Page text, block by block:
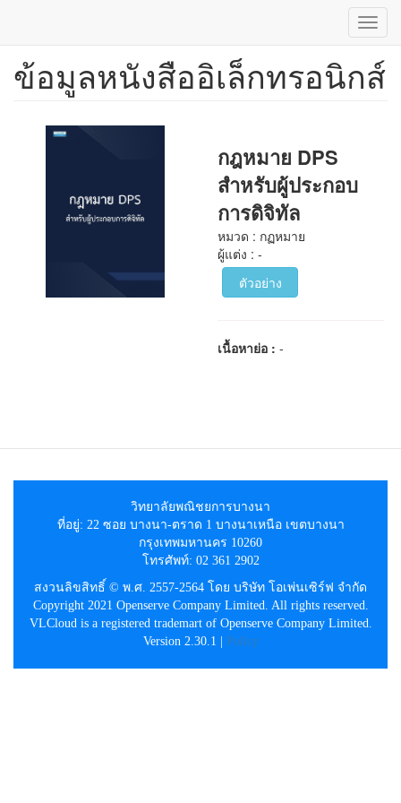
ข้าม
ข้อมูลหนังสืออิเล็กทรอนิกส์
กฎหมาย DPS
สำหรับผู้ประกอบ
การดิจิทัล
หมวด : กฏหมาย
ผู้แต่ง : -
ตัวอย่าง
เนื้อหาย่อ :-
วิทยาลัยพณิชยการบางนา
ที่อยู่: 22 ซอย บางนา-ตราด 1 บางนาเหนือ เขตบางนา
กรุงเทพมหานคร 10260
โทรศัพท์: 02 361 2902
สงวนลิขสิทธิ์ © พ.ศ. 2557-2564 โดย บริษัท โอเพ่นเซิร์ฟ จำกัด
Copyright 2021 Openserve Company Limited. All rights reserved.
VLCloud is a registered trademart of Openserve Company Limited.
Version 2.30.1 |
Policy